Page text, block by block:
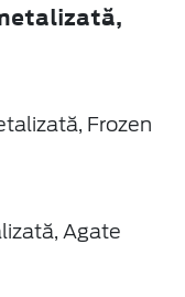
Frozen
Agate